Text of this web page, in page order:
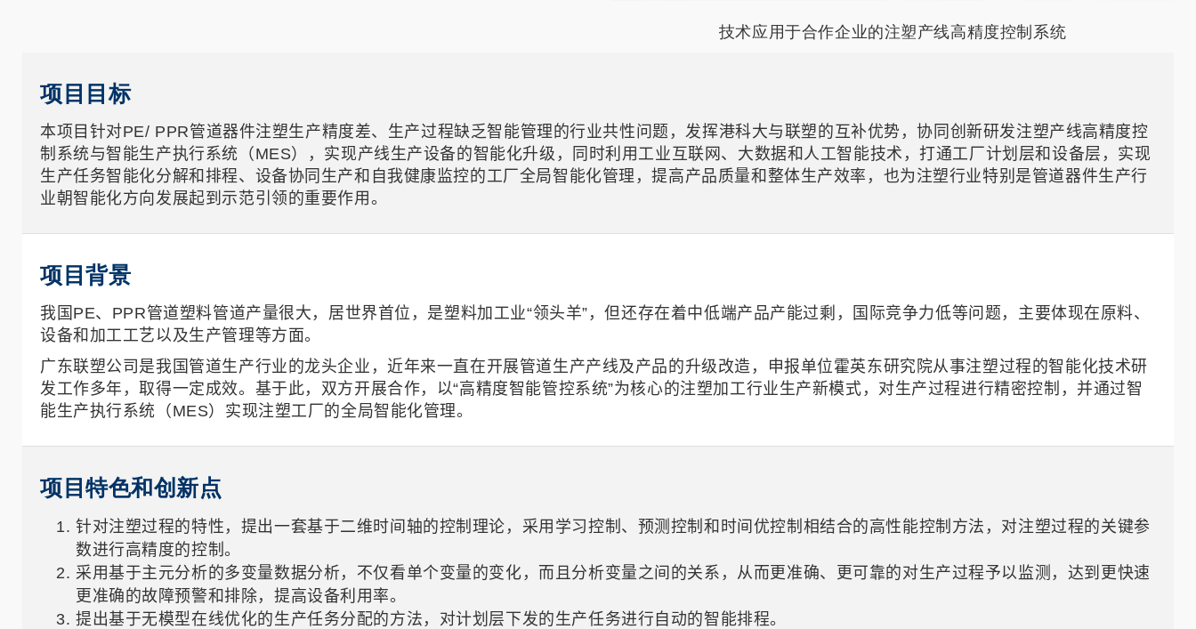
技术应用于合作企业的注塑产线高精度控制系统
项目目标
本项目针对PE/ PPR管道器件注塑生产精度差、生产过程缺乏智能管理的行业共性问题，发挥港科大与联塑的互补优势，协同创新研发注塑产线高精度控
制系统与智能生产执行系统（MES），实现产线生产设备的智能化升级，同时利用工业互联网、大数据和人工智能技术，打通工厂计划层和设备层，实现
生产任务智能化分解和排程、设备协同生产和自我健康监控的工厂全局智能化管理，提高产品质量和整体生产效率，也为注塑行业特别是管道器件生产行
业朝智能化方向发展起到示范引领的重要作用。
项目背景
我国PE、PPR管道塑料管道产量很大，居世界首位，是塑料加工业“领头羊”，但还存在着中低端产品产能过剩，国际竞争力低等问题，主要体现在原料、
设备和加工工艺以及生产管理等方面。
广东联塑公司是我国管道生产行业的龙头企业，近年来一直在开展管道生产产线及产品的升级改造，申报单位霍英东研究院从事注塑过程的智能化技术研
发工作多年，取得一定成效。基于此，双方开展合作，以“高精度智能管控系统”为核心的注塑加工行业生产新模式，对生产过程进行精密控制，并通过智
能生产执行系统（MES）实现注塑工厂的全局智能化管理。
项目特色和创新点
针对注塑过程的特性，提出一套基于二维时间轴的控制理论，采用学习控制、预测控制和时间优控制相结合的高性能控制方法，对注塑过程的关键参
数进行高精度的控制。
采用基于主元分析的多变量数据分析，不仅看单个变量的变化，而且分析变量之间的关系，从而更准确、更可靠的对生产过程予以监测，达到更快速
更准确的故障预警和排除，提高设备利用率。
提出基于无模型在线优化的生产任务分配的方法，对计划层下发的生产任务进行自动的智能排程。